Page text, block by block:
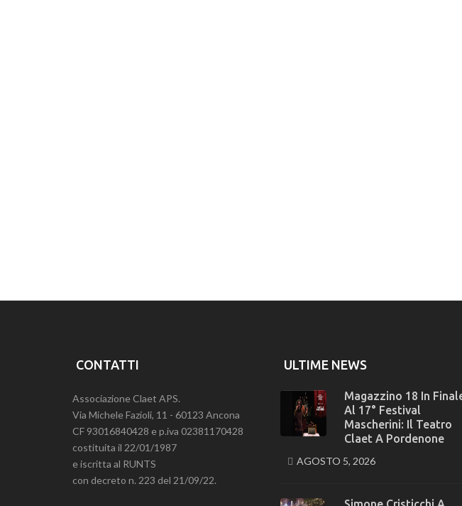
CONTATTI
Associazione Claet APS.
Via Michele Fazioli, 11 - 60123 Ancona
CF 93016840428 e p.iva 02381170428
costituita il 22/01/1987
e iscritta al RUNTS
con decreto n. 223 del 21/09/22.
ULTIME NEWS
Magazzino 18 In
Al 17° Festival
Mascherini: Il Teatro
Claet A Pordenone
AGOSTO 5, 2026